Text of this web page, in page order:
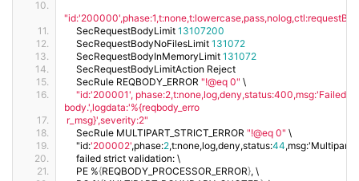
    SecRequestBodyLimit
13107200
    SecRequestBodyNoFilesLimit
131072
    SecRequestBodyInMemoryLimit
131072
    SecRequestBodyLimitAction Reject
    SecRule REQBODY_ERROR
"!@eq 0" \
"id:'200001', phase:2,t:none,log,deny,status:400,msg:'Failed
body.',logdata:'%{reqbody_erro
r_msg}',severity:2"
    SecRule MULTIPART_STRICT_ERROR
"!@eq 0" \
    "id:
'200002',phase:2,t:none,log,deny,status:44,msg:'Multipart
    failed strict validation: \
    PE %
{REQBODY_PROCESSOR_ERROR}, \